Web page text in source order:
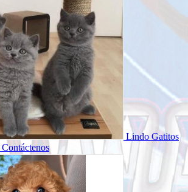
Lindo Gatitos
Contáctenos